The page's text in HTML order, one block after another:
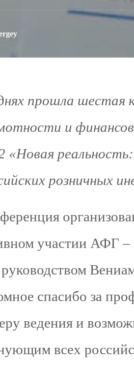
прошла шестая
и
«Новая
розничных
участии АФГ
спасибо за
ведения и
всех